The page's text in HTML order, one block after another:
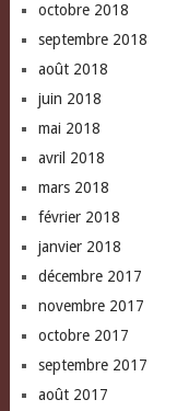
octobre 2018
septembre 2018
août 2018
juin 2018
mai 2018
avril 2018
mars 2018
février 2018
janvier 2018
décembre 2017
novembre 2017
octobre 2017
septembre 2017
août 2017